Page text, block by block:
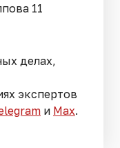
11
делах,
экспертов
и Max.